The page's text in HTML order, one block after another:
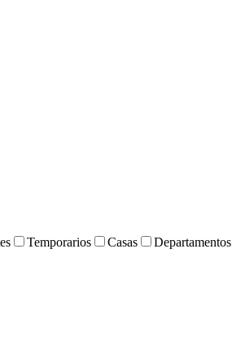
Temporarios Casas Departamentos